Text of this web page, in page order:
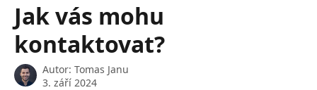
Jak vás mohu
kontaktovat?
Autor: Tomas Janu
3. září 2024